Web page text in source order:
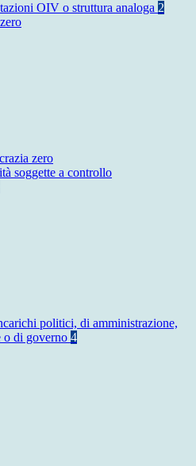
OIV o struttura analoga 2
zero
soggette a controllo
politici, di amministrazione,
o di governo 4